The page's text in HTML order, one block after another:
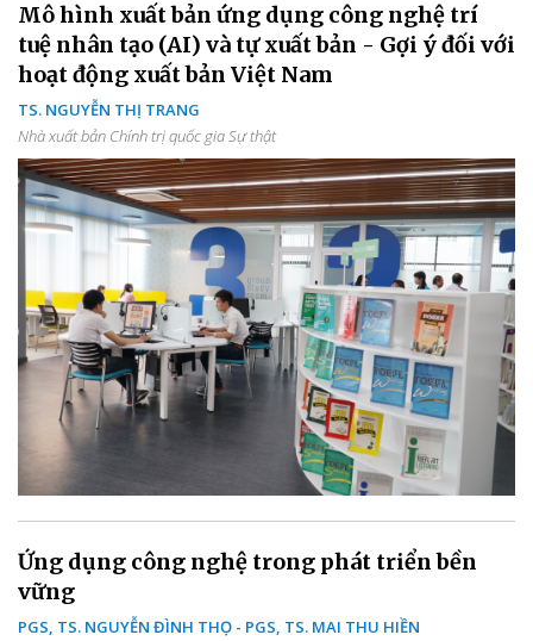
Mô hình xuất bản ứng dụng công nghệ trí
tuệ nhân tạo (AI) và tự xuất bản - Gợi ý đối với
hoạt động xuất bản Việt Nam
TS. NGUYỄN THỊ TRANG
Nhà xuất bản Chính trị quốc gia Sự thật
Ứng dụng công nghệ trong phát triển bền
vững
PGS, TS. NGUYỄN ĐÌNH THỌ - PGS, TS. MAI THU HIỀN